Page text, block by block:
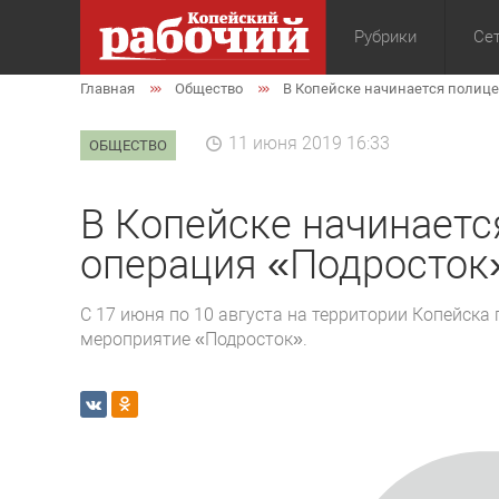
Рубрики
Общество
Главная Общество В Копейске начинается
ОБЩЕСТВО 11 июня 2019 16:33
В Копейске
операция
С 17 июня по 10 августа на территории
мероприятие «Подросток».